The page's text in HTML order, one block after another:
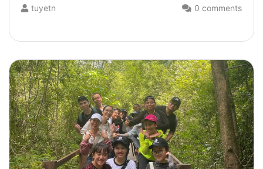
tuyetn 0 comments